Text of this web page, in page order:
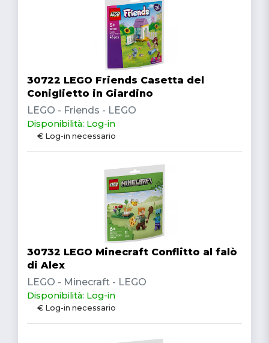
30722 LEGO Friends Casetta del
Coniglietto in Giardino
LEGO - Friends - LEGO
Disponibilità: Log-in
€ Log-in necessario
30732 LEGO Minecraft Conflitto al falò
di Alex
LEGO - Minecraft - LEGO
Disponibilità: Log-in
€ Log-in necessario